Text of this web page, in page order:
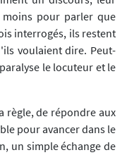
pour parler que
interrogés, ils restent
voulaient dire. Peut-
le locuteur et le
règle, de répondre aux
pour avancer dans le
un simple échange de